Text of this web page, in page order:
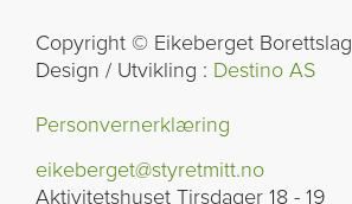
Copyright © Eikeberget Borettslag
Design / Utvikling : Destino AS
Personvernerklæring
eikeberget@styretmitt.no
Aktivitetshuset Tirsdager 18 - 19